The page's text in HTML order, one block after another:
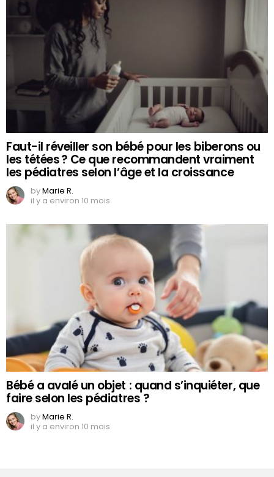
Faut-il réveiller son bébé pour les biberons ou
les tétées ? Ce que recommandent vraiment
les pédiatres selon l’âge et la croissance
byMarie R.
il y a environ 10 mois
Bébé a avalé un objet : quand s’inquiéter, que
faire selon les pédiatres ?
byMarie R.
il y a environ 10 mois